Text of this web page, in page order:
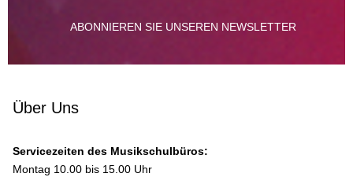
ABONNIEREN SIE UNSEREN NEWSLETTER
Über Uns
Servicezeiten des Musikschulbüros:
Montag 10.00 bis 15.00 Uhr